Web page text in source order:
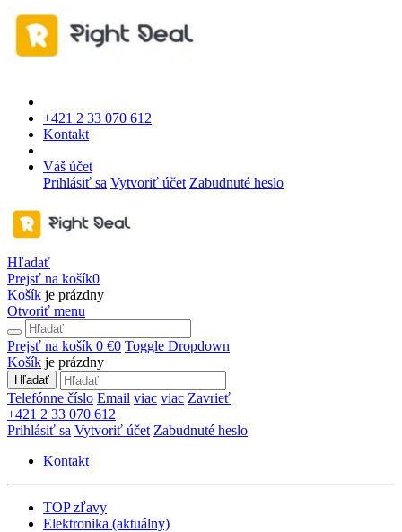
+421 2 33 070 612
Kontakt
Váš účet
Prihlásiť sa Vytvoriť účet Zabudnuté heslo
Hľadať
Prejsť na košík0
Košík je prázdny
Otvoriť menu
Prejsť na košík 0 €0 Toggle Dropdown
Košík je prázdny
Hľadať
Telefónne číslo Email viac viac Zavrieť
+421 2 33 070 612
Prihlásiť sa Vytvoriť účet Zabudnuté heslo
Kontakt
TOP zľavy
Elektronika (aktuálny)